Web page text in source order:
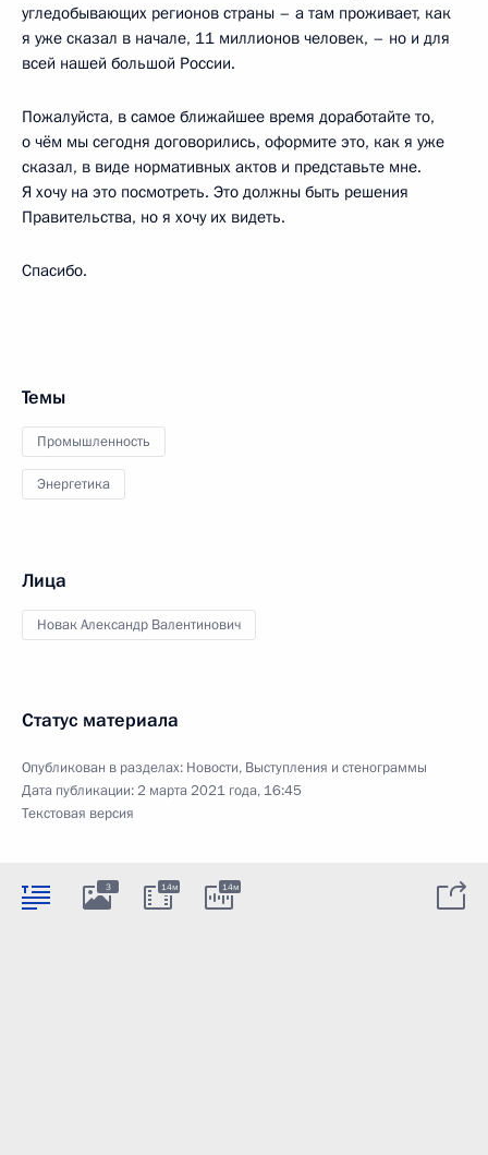
угледобывающих регионов страны – а там проживает, как
я уже сказал в начале, 11 миллионов человек, – но и для
всей нашей большой России.
Пожалуйста, в самое ближайшее время доработайте то,
о чём мы сегодня договорились, оформите это, как я уже
сказал, в виде нормативных актов и представьте мне.
Я хочу на это посмотреть. Это должны быть решения
Правительства, но я хочу их видеть.
Спасибо.
Темы
Промышленность
Энергетика
Лица
Новак Александр Валентинович
Статус материала
Опубликован в разделах: Новости, Выступления и стенограммы
Дата публикации:2 марта 2021 года, 16:45
Текстовая версия
3 14м 14м